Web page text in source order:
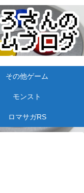
その他ゲーム
モンスト
ロマサガRS